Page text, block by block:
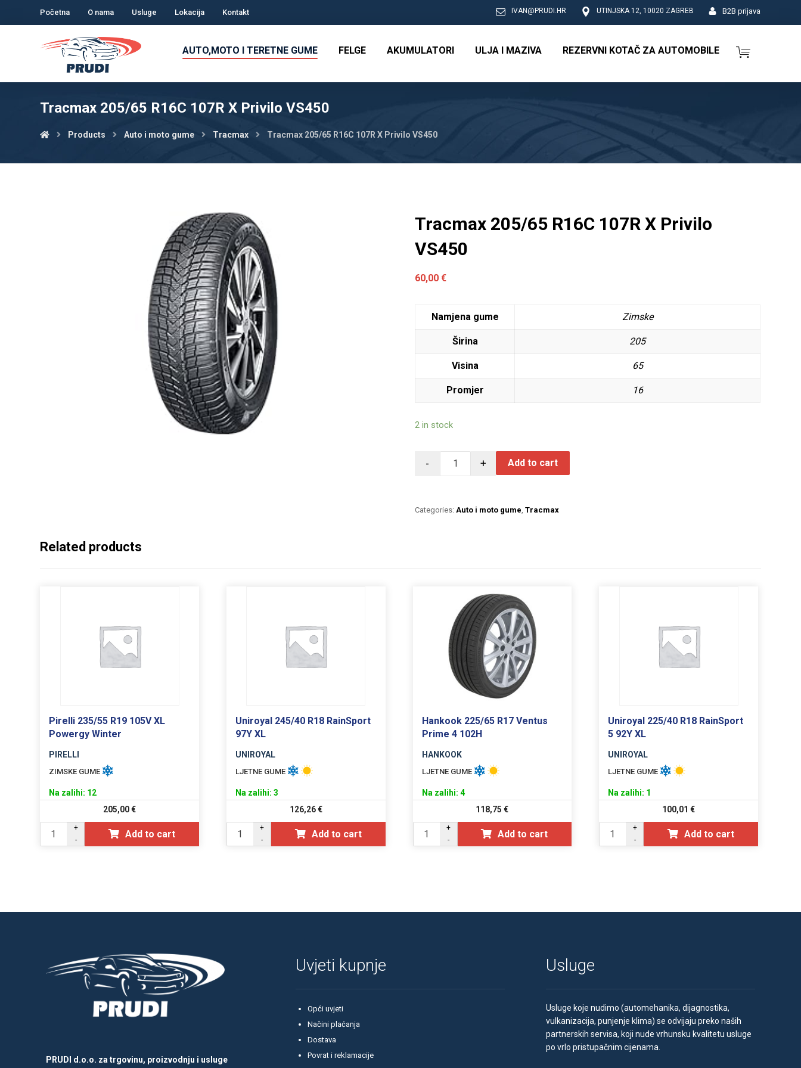
Početna O nama Usluge Lokacija Kontakt B2B prijava
UTINJSKA 12, 10020 ZAGREB
IVAN@PRUDI.HR
AUTO,MOTO I TERETNE GUME FELGE AKUMULATORI ULJA I MAZIVA REZERVNI KOTAČ ZA AUTOMOBILE
Tracmax 205/65 R16C 107R X Privilo VS450
Products Auto i moto gume Tracmax Tracmax 205/65 R16C 107R X Privilo VS450
Tracmax 205/65 R16C 107R X Privilo
VS450
60,00€
Namjena gume Zimske
Širina 205
Visina 65
Promjer 16
2 in stock
- + Add to cart
Categories: Auto i moto gume ,Tracmax
Related products
Pirelli 235/55 R19 105V XL
Powergy Winter
PIRELLI
ZIMSKE GUME
Na zalihi: 12
205,00€
+
-
Add to cart
Uniroyal 245/40 R18 RainSport
97Y XL
UNIROYAL
LJETNE GUME
Na zalihi: 3
126,26€
+
-
Add to cart
Hankook 225/65 R17 Ventus
Prime 4 102H
HANKOOK
LJETNE GUME
Na zalihi: 4
118,75€
+
-
Add to cart
Uniroyal 225/40 R18 RainSport
5 92Y XL
UNIROYAL
LJETNE GUME
Na zalihi: 1
100,01€
+
-
Add to cart
PRUDI d.o.o. za trgovinu, proizvodnju i usluge
Uvjeti kupnje
Opći uvjeti
Načini plaćanja
Dostava
Povrat i reklamacije
Usluge
Usluge koje nudimo (automehanika, dijagnostika,
vulkanizacija, punjenje klima) se odvijaju preko naših
partnerskih servisa, koji nude vrhunsku kvalitetu usluge
po vrlo pristupačnim cijenama.